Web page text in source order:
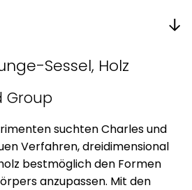
Sessel, Holz
Group
suchten Charles und
Verfahren, dreidimensional
bestmöglich den Formen
anzupassen. Mit den